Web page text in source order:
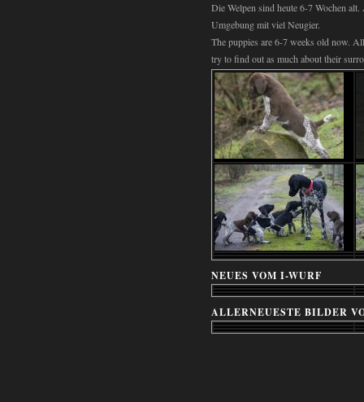
Die Welpen sind heute 6-7 Wochen
Umgebung mit viel Neugier.
The puppies are 6-7 weeks old now.
try to find out as much about their
NEUES VOM I-WURF
ALLERNEUESTE BILDER